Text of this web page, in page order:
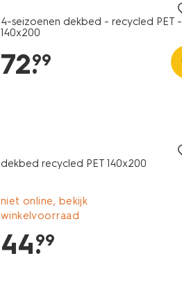
4-seizoenen dekbed - recycled PET -
140x200
72.
99
dekbed recycled PET 140x200
niet online, bekijk
winkelvoorraad
44.
99